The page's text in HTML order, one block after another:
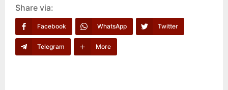
Share via:
Facebook WhatsApp Twitter
Telegram More